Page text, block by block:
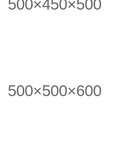
500×450×5
500×500×6